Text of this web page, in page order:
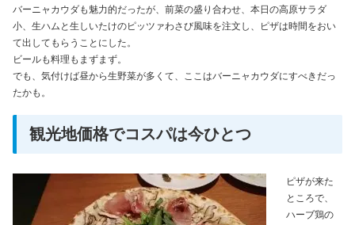
バーニャカウダも魅力的だったが、前菜の盛り合わせ、本日の高原サラダ
小、生ハムと生しいたけのピッツァわさび風味を注文し、ピザは時間をおい
て出してもらうことにした。
ビールも料理もまずまず。
でも、気付けば昼から生野菜が多くて、ここはバーニャカウダにすべきだっ
たかも。
観光地価格でコスパは今ひとつ
ピザが来た
ところで、
ハーブ鶏の